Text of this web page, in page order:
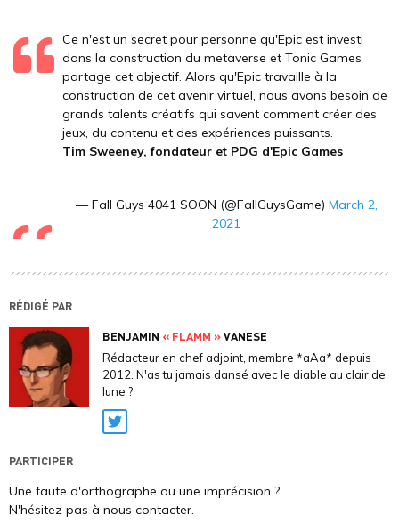
Ce n'est un secret pour personne qu'Epic est investi
dans la construction du metaverse et Tonic Games
partage cet objectif. Alors qu'Epic travaille à la
construction de cet avenir virtuel, nous avons besoin de
grands talents créatifs qui savent comment créer des
jeux, du contenu et des expériences puissants.
Tim Sweeney, fondateur et PDG d'Epic Games
— Fall Guys 4041 SOON (@FallGuysGame) March 2,
2021
RÉDIGÉ PAR
BENJAMIN « FLAMM »VANESE
Rédacteur en chef adjoint, membre *aAa* depuis
2012. N'as tu jamais dansé avec le diable au clair de
lune ?
Twitter
PARTICIPER
Une faute d'orthographe ou une imprécision ?
N'hésitez pas à nous contacter.